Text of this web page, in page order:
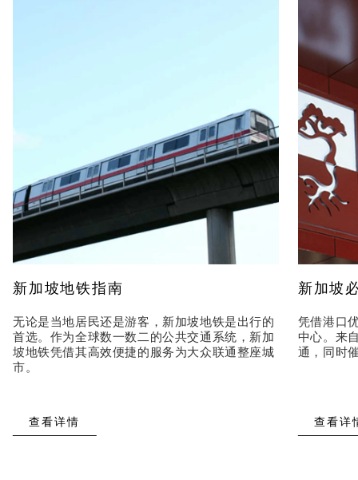
新加坡地铁指南
无论是当地居民还是游客，新加坡地铁是出行的
首选。作为全球数一数二的公共交通系统，新加
坡地铁凭借其高效便捷的服务为大众联通整座城
市。
查看详情
新加坡
凭借港口
中心。来
通，同时
查看详